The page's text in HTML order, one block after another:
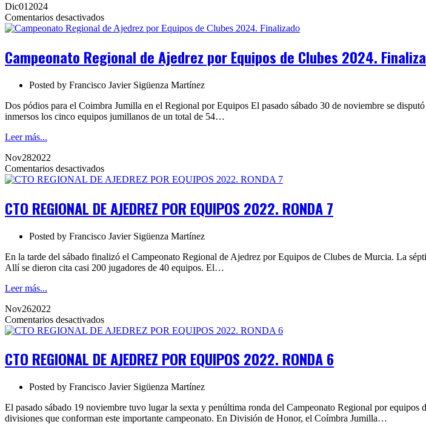
Dic01 2024
Comentarios desactivadosen
Campeonato
Ajedrez
Equipos
Clubes
2024.
Campeonato Regional de Ajedrez por Equipos de Clubes 2024.
Posted by Francisco Javier Sigüenza Martínez
Dos pódios para el Coimbra Jumilla en el Regional por Equipos El pasado sábado 30 de noviembre se
inmersos los cinco equipos jumillanos de un total de 54…
Leer más...
Nov282022
Comentarios desactivadosen
CTO
AJEDREZ
EQUIPOS
RONDA
7
CTO REGIONAL DE AJEDREZ POR EQUIPOS 2022. RONDA 7
Posted by Francisco Javier Sigüenza Martínez
En la tarde del sábado finalizó el Campeonato Regional de Ajedrez por Equipos de Clubes de Murcia. La
Allí se dieron cita casi 200 jugadores de 40 equipos. El…
Leer más...
Nov262022
Comentarios desactivadosen
CTO
DE
AJEDREZ
EQUIPOS
RONDA
6
CTO REGIONAL DE AJEDREZ POR EQUIPOS 2022. RONDA 6
Posted by Francisco Javier Sigüenza Martínez
El pasado sábado 19 noviembre tuvo lugar la sexta y penúltima ronda del Campeonato Regional por
divisiones que conforman este importante campeonato. En División de Honor, el Coímbra Jumilla…